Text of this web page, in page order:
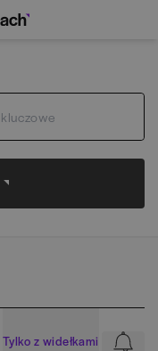
Tylko z widełkami